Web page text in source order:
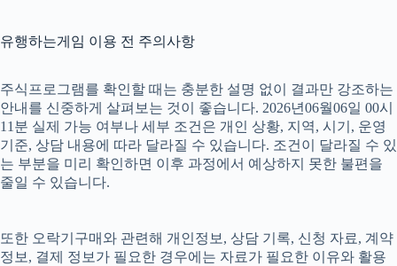
유행하는게임 이용 전 주의사항
주식프로그램를 확인할 때는 충분한 설명 없이 결과만 강조하는
안내를 신중하게 살펴보는 것이 좋습니다. 2026년06월06일 00시
11분 실제 가능 여부나 세부 조건은 개인 상황, 지역, 시기, 운영
기준, 상담 내용에 따라 달라질 수 있습니다. 조건이 달라질 수 있
는 부분을 미리 확인하면 이후 과정에서 예상하지 못한 불편을
줄일 수 있습니다.
또한 오락기구매와 관련해 개인정보, 상담 기록, 신청 자료, 계약
정보, 결제 정보가 필요한 경우에는 자료가 필요한 이유와 활용